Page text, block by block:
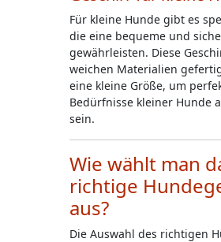
Für kleine Hunde gibt es
die eine bequeme und
gewährleisten. Diese
weichen Materialien
eine kleine Größe, um
Bedürfnisse kleiner Hunde
sein.
Wie wählt man
richtige
aus?
Die Auswahl des richtigen